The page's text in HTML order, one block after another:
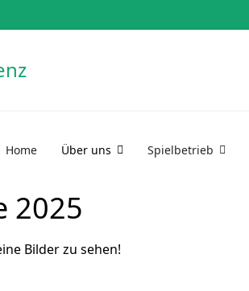
Home Über uns Spielbetrieb
2025
Bilder zu sehen!